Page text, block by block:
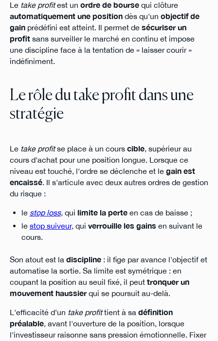
Le take profitest un ordre de boursequi clôture
automatiquement une positiondès qu'un objectif de
gainprédéfini est atteint. Il permet de sécuriser un
profitsans surveiller le marché en continu et impose
une discipline face à la tentation de « laisser courir »
indéfiniment.
Le rôle du take profit dans une
stratégie
Le take profitse place à un cours cible, supérieur au
cours d'achat pour une position longue. Lorsque ce
niveau est touché, l'ordre se déclenche et le gain est
encaissé. Il s'articule avec deux autres ordres de gestion
du risque :
le stop loss, qui limite la perteen cas de baisse ;
le stop suiveur, qui verrouille les gains en suivant le
cours.
Son atout est la discipline: il fige par avance l'objectif et
automatise la sortie. Sa limite est symétrique : en
coupant la position au seuil fixé, il peut tronquer un
mouvement haussierqui se poursuit au-delà.
L'efficacité d'un take profittient à sa définition
préalable, avant l'ouverture de la position, lorsque
l'investisseur raisonne sans pression émotionnelle. Fixer